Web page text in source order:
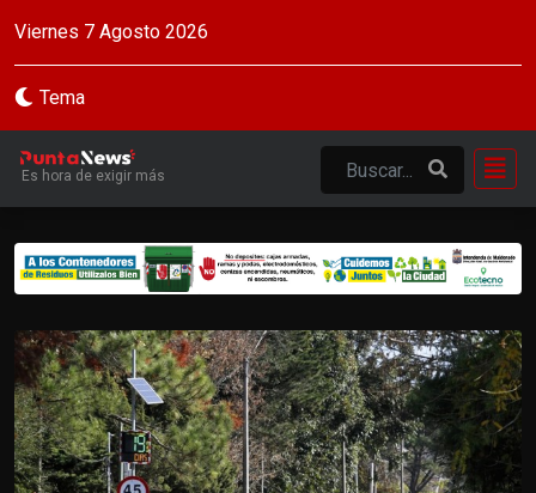
Viernes 7 Agosto 2026
Tema
Es hora de exigir más